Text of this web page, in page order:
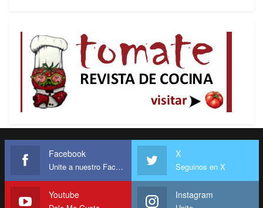
Facebook
Unite a nuestro Facebook
X
Seguinos en X
Youtube Instagram